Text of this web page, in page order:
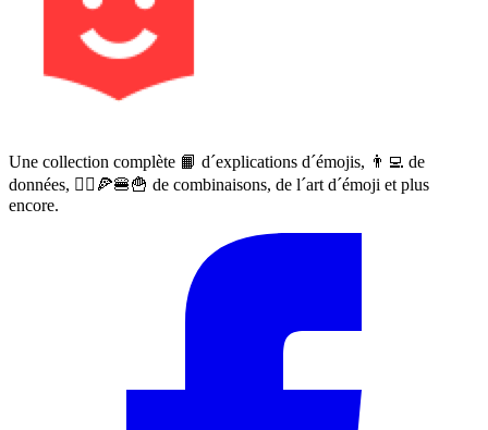
Une collection complète 📙 d´explications d´émojis, 👨‍💻 de
données, 🙅‍♀️🍕🍔🍟 de combinaisons, de l´art d´émoji et plus
encore.